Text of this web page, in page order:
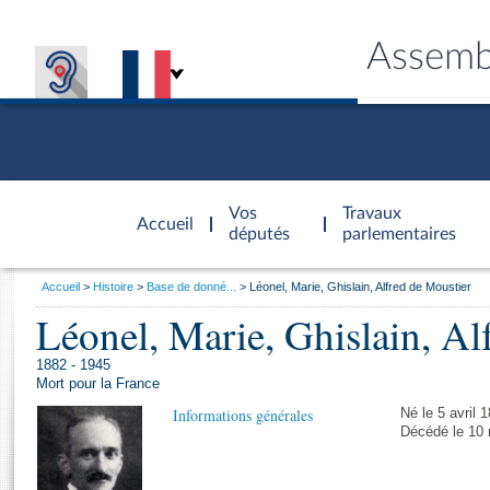
Accueil
d'accueil
Vos
députés
Travaux
parlementaires
Général
Vous
Accueil Histoire Base de donné... Léonel, Marie, Ghislain, Alfred de Moustier
Léonel, Marie, Ghislain,
1882 - 1945
Mort pour la France
Informations générales
Né le 5 avril
Décédé le 10